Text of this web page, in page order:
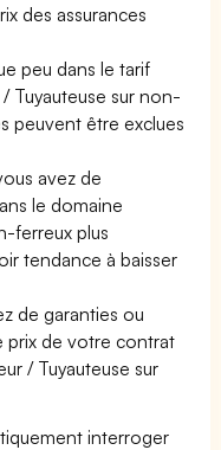
des assurances
peu dans le tarif
Tuyauteuse sur non-
peuvent être exclues
avez de
le domaine
ferreux plus
tendance à baisser
de garanties ou
prix de votre contrat
/ Tuyauteuse sur
interroger